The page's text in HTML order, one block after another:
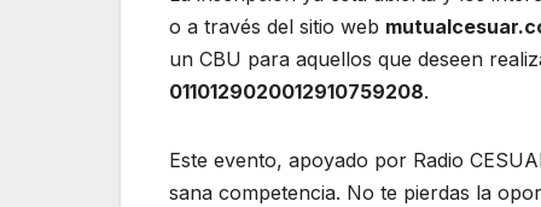
o a través del sitio web
un CBU para aquellos que deseen
0110129020012910759208.
Este evento, apoyado por Radio
sana competencia. No te pierdas la